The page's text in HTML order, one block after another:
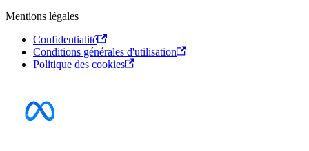
Mentions légales
Confidentialité
Conditions générales d'utilisation
Politique des cookies